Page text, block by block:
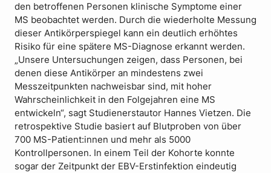
den betroffenen Personen klinische Symptome einer
MS beobachtet werden. Durch die wiederholte Messung
dieser Antikörperspiegel kann ein deutlich erhöhtes
Risiko für eine spätere MS-Diagnose erkannt werden.
„Unsere Untersuchungen zeigen, dass Personen, bei
denen diese Antikörper an mindestens zwei
Messzeitpunkten nachweisbar sind, mit hoher
Wahrscheinlichkeit in den Folgejahren eine MS
entwickeln“, sagt Studienerstautor Hannes Vietzen. Die
retrospektive Studie basiert auf Blutproben von über
700 MS-Patient:innen und mehr als 5000
Kontrollpersonen. In einem Teil der Kohorte konnte
sogar der Zeitpunkt der EBV-Erstinfektion eindeutig